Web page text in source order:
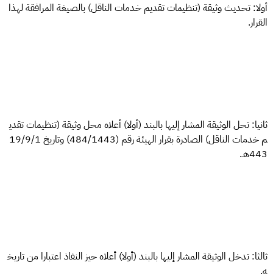
أولا: تحديث وثيقة (تنظيمات تقديم خدمات الناقل) بالصيغة المرافقة لهذا
القرار.
ثانيا: تحل الوثيقة المشار إليها بالبند (أولا) أعلاه محل وثيقة (تنظيمات تقدي
م خدمات الناقل) الصادرة بقرار الهيئة رقم (484/1443) وتاريخ 19/9/1
443هـ.
ثالثا: تدخل الوثيقة المشار إليها بالبند (أولا) أعلاه حيز النفاذ اعتبارا من تاريخ
ه.